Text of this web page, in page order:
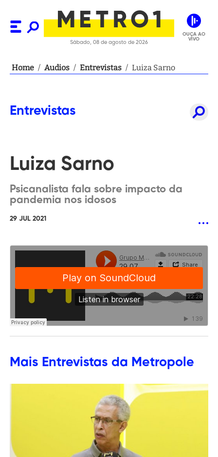
Sábado, 08 de agosto de 2026
OUÇA AO
VIVO
Home / Audios / Entrevistas / Luiza Sarno
Entrevistas
Luiza Sarno
Psicanalista fala sobre impacto da
pandemia nos idosos
29 JUL 2021
Mais Entrevistas da Metropole